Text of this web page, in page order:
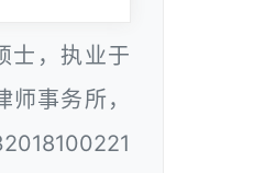
士，执业于
事务所，